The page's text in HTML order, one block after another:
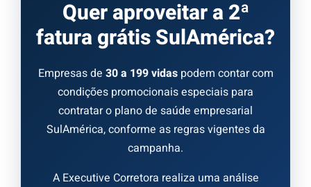
Quer aproveitar a 2ª
fatura grátis SulAmérica?
Empresas de 30 a 199 vidaspodem contar com
condições promocionais especiais para
contratar o plano de saúde empresarial
SulAmérica, conforme as regras vigentes da
campanha.
A Executive Corretora realiza uma análise